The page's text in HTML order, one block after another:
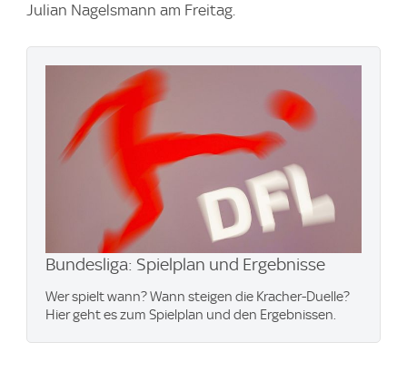
Julian Nagelsmann am Freitag.
Bundesliga: Spielplan und Ergebnisse
Wer spielt wann? Wann steigen die Kracher-Duelle?
Hier geht es zum Spielplan und den Ergebnissen.